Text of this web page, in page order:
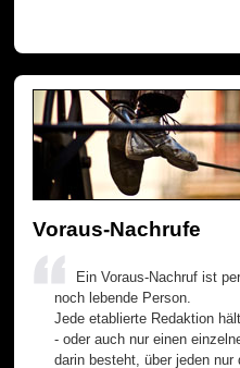
Voraus-Nachrufe
Ein Voraus-Nachruf ist
noch lebende Person.
Jede etablierte Redaktion
- oder auch nur einen
darin besteht, über jeden nur